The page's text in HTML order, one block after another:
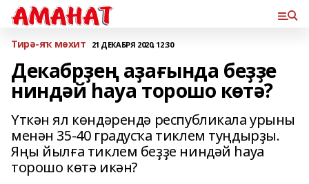
Тирә-яҡ мөхит 21 ДЕКАБРЯ 2020, 12:30
Декабрҙең аҙағында беҙҙе
ниндәй һауа торошо көтә?
Үткән ял көндәрендә республикала урыны
менән 35-40 градусҡа тиклем туңдырҙы.
Яңы йылға тиклем беҙҙе ниндәй һауа
торошо көтә икән?